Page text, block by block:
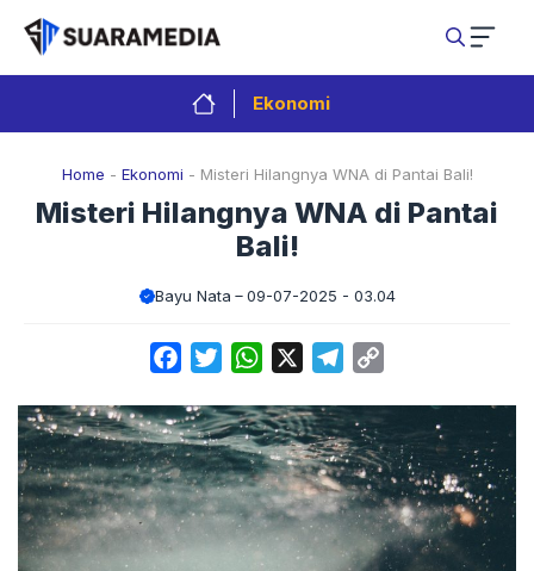
Langsung
isi
Ekonomi
Home - Ekonomi - Misteri Hilangnya WNA di Pantai Bali!
Misteri Hilangnya WNA di Pantai
Bali!
Bayu Nata 09-07-2025 - 03.04
FacebookTwitterWhatsApp Telegram